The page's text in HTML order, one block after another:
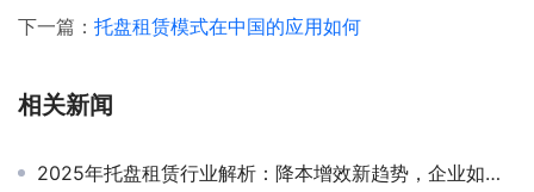
下一篇： 托盘租赁模式在中国的应用如何
相关新闻
2025年托盘租赁行业解析：降本增效新趋势，企业如何选择最优方案？